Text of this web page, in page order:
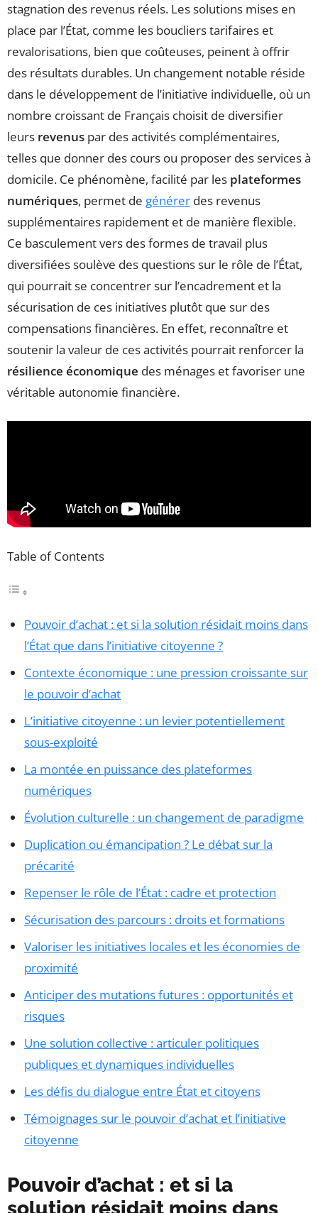
stagnation des revenus réels. Les solutions mises en
place par l’État, comme les boucliers tarifaires et
revalorisations, bien que coûteuses, peinent à offrir
des résultats durables. Un changement notable réside
dans le développement de l’initiative individuelle, où un
nombre croissant de Français choisit de diversifier
leurs revenus par des activités complémentaires,
telles que donner des cours ou proposer des services à
domicile. Ce phénomène, facilité par les plateformes
numériques, permet de générer des revenus
supplémentaires rapidement et de manière flexible.
Ce basculement vers des formes de travail plus
diversifiées soulève des questions sur le rôle de l’État,
qui pourrait se concentrer sur l’encadrement et la
sécurisation de ces initiatives plutôt que sur des
compensations financières. En effet, reconnaître et
soutenir la valeur de ces activités pourrait renforcer la
résilience économique des ménages et favoriser une
véritable autonomie financière.
Table of Contents
Pouvoir d’achat : et si la solution résidait moins dans
l’État que dans l’initiative citoyenne ?
Contexte économique : une pression croissante sur
le pouvoir d’achat
L’initiative citoyenne : un levier potentiellement
sous-exploité
La montée en puissance des plateformes
numériques
Évolution culturelle : un changement de paradigme
Duplication ou émancipation ? Le débat sur la
précarité
Repenser le rôle de l’État : cadre et protection
Sécurisation des parcours : droits et formations
Valoriser les initiatives locales et les économies de
proximité
Anticiper des mutations futures : opportunités et
risques
Une solution collective : articuler politiques
publiques et dynamiques individuelles
Les défis du dialogue entre État et citoyens
Témoignages sur le pouvoir d’achat et l’initiative
citoyenne
Pouvoir d’achat : et si la